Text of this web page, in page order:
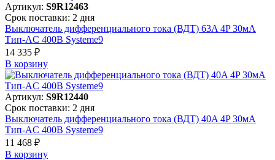
Артикул: S9R12463
Срок поставки: 2 дня
Выключатель дифференциального тока (ВДТ) 63A 4P 30мА
Тип-AC 400В Systeme9
14 335 ₽
В корзинy
Артикул: S9R12440
Срок поставки: 2 дня
Выключатель дифференциального тока (ВДТ) 40A 4P 30мА
Тип-AC 400В Systeme9
11 468 ₽
В корзинy